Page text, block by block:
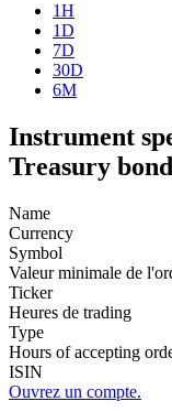
1H
1D
7D
30D
6M
Instrument
Treasury
Name
Currency
Symbol
Valeur minimale de
Ticker
Heures de trading
Type
Hours of accepting
ISIN
Ouvrez un compte.